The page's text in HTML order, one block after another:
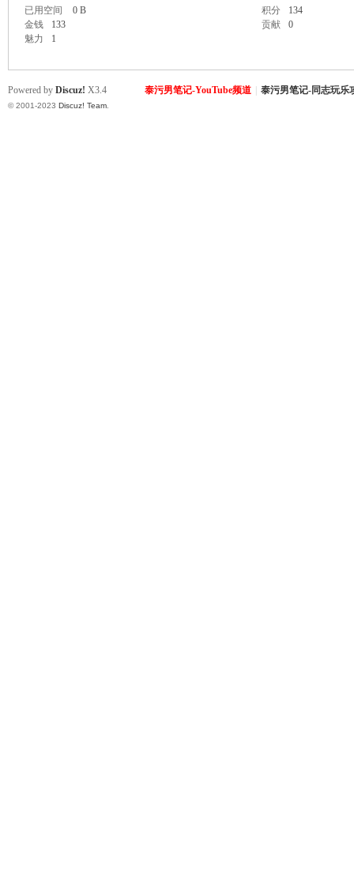
已用空间
0 B 积分
134
金钱
133 贡献
0
魅力
1
泰污男笔记-YouTube频道 泰污男笔记-同志玩乐
Powered by Discuz! X3.4
© 2001-2023 Discuz! Team.